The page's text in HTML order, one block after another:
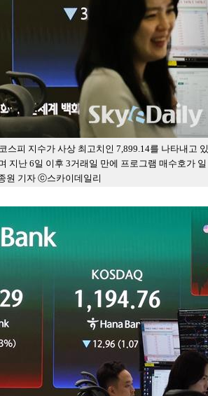
피 지수가 사상 최고치인 7,899.14를 나타내고 있
지난 6일 이후 3거래일 만에 프로그램 매수호가 일
원 기자 ⓒ스카이데일리